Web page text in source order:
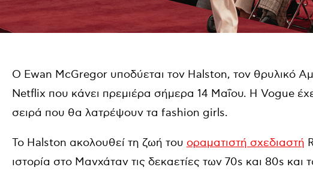
Ο Ewan McGregor υποδύεται τον Halston, τον θρυλικό
Netflix που κάνει πρεμιέρα σήμερα 14 Μαΐου. H Vogue
σειρά που θα λατρέψουν τα fashion girls.
To Halston ακολουθεί τη ζωή του οραματιστή σχεδιαστή
ιστορία στο Μανχάταν τις δεκαετίες των 70s και 80s